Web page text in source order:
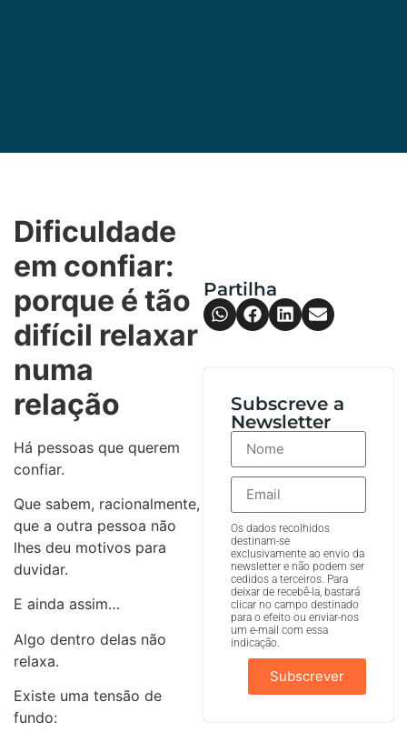
Dificuldade
em confiar:
porque é tão
difícil relaxar
numa
relação
Há pessoas que querem
confiar.
Que sabem, racionalmente,
que a outra pessoa não
lhes deu motivos para
duvidar.
E ainda assim…
Algo dentro delas não
relaxa.
Existe uma tensão de
fundo:
Partilha
Subscreve a
Newsletter
Os dados recolhidos
destinam-se
exclusivamente ao envio da
newsletter e não podem ser
cedidos a terceiros. Para
deixar de recebê-la, bastará
clicar no campo destinado
para o efeito ou enviar-nos
um e-mail com essa
indicação.
Subscrever